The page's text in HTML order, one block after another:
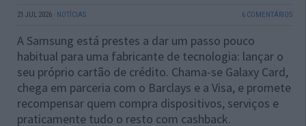
21 JUL 2026 · NOTÍCIAS 6 COMENTÁRIOS
A Samsung está prestes a dar um passo pouco
habitual para uma fabricante de tecnologia: lançar o
seu próprio cartão de crédito. Chama-se Galaxy Card,
chega em parceria com o Barclays e a Visa, e promete
recompensar quem compra dispositivos, serviços e
praticamente tudo o resto com cashback.